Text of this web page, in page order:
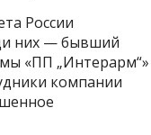
России
них — бывший
«ПП „Интерарм“»
компании